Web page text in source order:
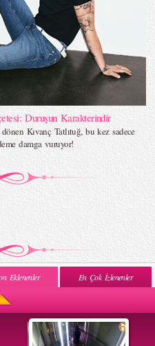
Duruşun Karakterindir
Kıvanç Tatlıtuğ, bu kez sadece
damga vuruyor!
Eklenenler En Çok İzlenenler